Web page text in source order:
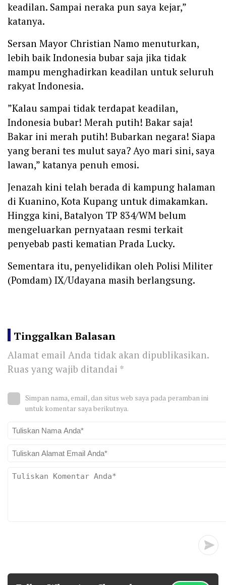
keadilan. Sampai neraka pun saya kejar,”
katanya.
‎Sersan Mayor Christian Namo menuturkan,
lebih baik Indonesia bubar saja jika tidak
mampu menghadirkan keadilan untuk seluruh
rakyat Indonesia.
‎”Kalau sampai tidak terdapat keadilan,
Indonesia bubar! Merah putih! Bakar saja!
Bakar ini merah putih! Bubarkan negara! Siapa
yang berani tes mulut saya? Ayo mari sini, saya
lawan,” katanya penuh emosi.
‎Jenazah kini telah berada di kampung halaman
di Kuanino, Kota Kupang untuk dimakamkan.
Hingga kini, Batalyon TP 834/WM belum
mengeluarkan pernyataan resmi terkait
penyebab pasti kematian Prada Lucky.
‎Sementara itu, penyelidikan oleh Polisi Militer
(Pomdam) IX/Udayana masih berlangsung.
Tinggalkan Balasan
Alamat email Anda tidak akan dipublikasikan.
Ruas yang wajib ditandai *
Simpan nama, email, dan situs web saya pada peramban ini
untuk komentar saya berikutnya.